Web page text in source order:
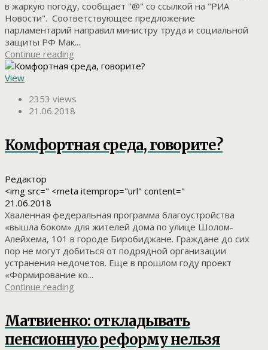
в жаркую погоду, сообщает "@" со ссылкой на "РИА
Новости". Соответствующее предложение
парламентарий направил министру труда и социальной
защиты РФ Мак...
Continue reading
View
2353 views
21.06.2018
Комфортная среда, говорите?
Редактор
<img src=" <meta itemprop="url" content="
21.06.2018
Хваленная федеральная программа благоустройства
«вышла боком» для жителей дома по улице Шолом-
Алейхема, 101 в городе Биробиджане. Граждане до сих
пор не могут добиться от подрядной организации
устранения недочетов. Еще в прошлом году проект
«Формирование ко...
Continue reading
Матвиенко: откладывать
пенсионную реформу нельзя